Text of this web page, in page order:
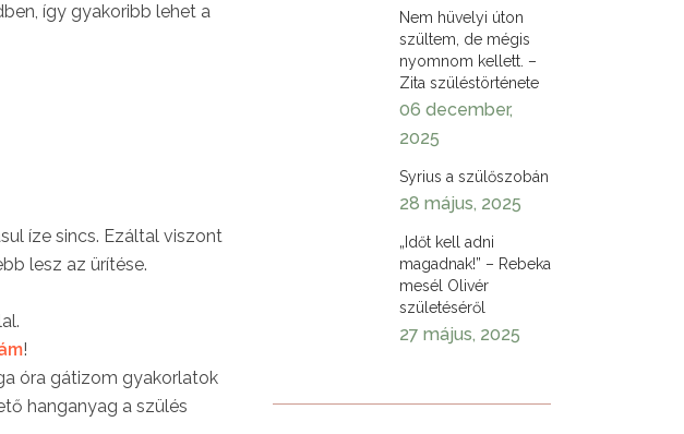
így gyakoribb lehet a
íze sincs. Ezáltal viszont
lesz az ürítése.
!
óra gátizom gyakorlatok
hanganyag a szülés
Nem hüvelyi úton
szültem, de mégis
nyomnom kellett. –
Zita szüléstörténete
06 december,
2025
Syrius a szülőszobán
28 május, 2025
„Időt kell adni
magadnak!” – Rebeka
mesél Olivér
születéséről
27 május, 2025